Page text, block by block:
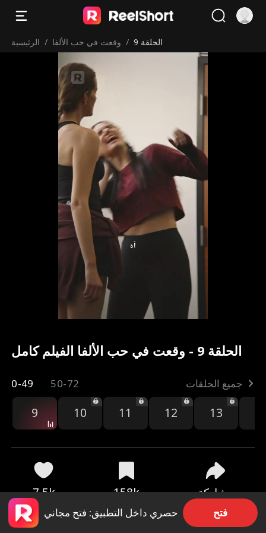
الرئيسية / وقعت في حب الألفا / الحلقة 9
الحلقة 9 - وقعت في حب الألفا الفيلم كامل
0-49 50-72 جميع الحلقات
9 10 11 12 13
7.5k 158k مشاركة
حصري داخل التطبيق: فتح مجاني فتح